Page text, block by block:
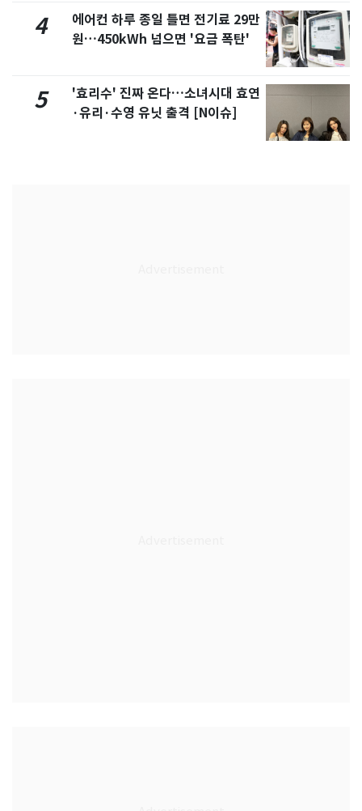
4
에어컨 하루 종일 틀면 전기료 29만
원…450kWh 넘으면 '요금 폭탄'
5
'효리수' 진짜 온다…소녀시대 효연
·유리·수영 유닛 출격 [N이슈]